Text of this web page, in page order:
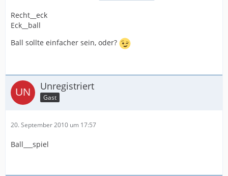
Recht__eck
Eck__ball
Ball sollte einfacher sein, oder?
Unregistriert
Gast
20. September 2010 um 17:57
Ball___spiel